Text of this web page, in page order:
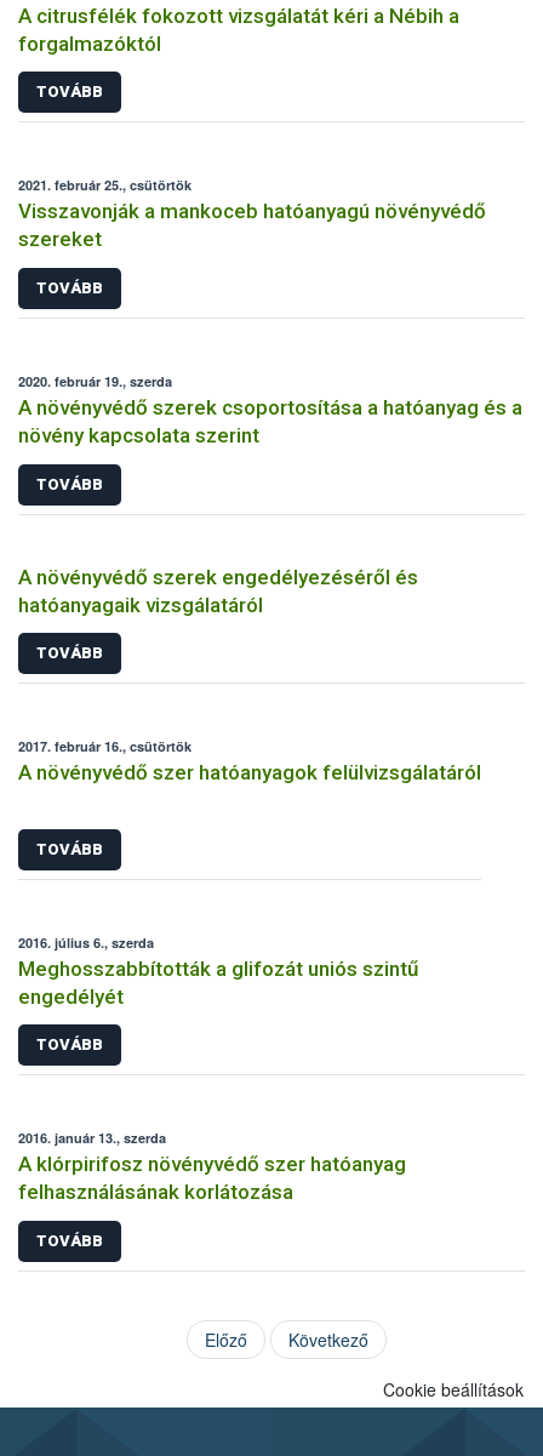
A citrusfélék fokozott vizsgálatát kéri a Nébih a
forgalmazóktól
TOVÁBB
2021. február 25., csütörtök
Visszavonják a mankoceb hatóanyagú növényvédő
szereket
TOVÁBB
2020. február 19., szerda
A növényvédő szerek csoportosítása a hatóanyag és a
növény kapcsolata szerint
TOVÁBB
A növényvédő szerek engedélyezéséről és
hatóanyagaik vizsgálatáról
TOVÁBB
2017. február 16., csütörtök
A növényvédő szer hatóanyagok felülvizsgálatáról
TOVÁBB
2016. július 6., szerda
Meghosszabbították a glifozát uniós szintű
engedélyét
TOVÁBB
2016. január 13., szerda
A klórpirifosz növényvédő szer hatóanyag
felhasználásának korlátozása
TOVÁBB
Előző Következő
Cookie beállítások